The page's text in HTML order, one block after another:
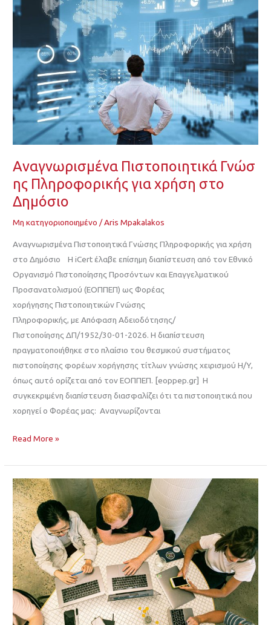
Αναγνωρισμένα Πιστοποιητικά Γνώσ
ης Πληροφορικής για χρήση στο
Δημόσιο
Μη κατηγοριοποιημένο /Aris Mpakalakos
Αναγνωρισμένα Πιστοποιητικά Γνώσης Πληροφορικής για χρήση
στο Δημόσιο Η iCert έλαβε επίσημη διαπίστευση από τον Εθνικό
Οργανισμό Πιστοποίησης Προσόντων και Επαγγελματικού
Προσανατολισμού (ΕΟΠΠΕΠ) ως Φορέας
χορήγησης Πιστοποιητικών Γνώσης
Πληροφορικής, με Απόφαση Αδειοδότησης/
Πιστοποίησης ΔΠ/1952/30-01-2026. Η διαπίστευση
πραγματοποιήθηκε στο πλαίσιο του θεσμικού συστήματος
πιστοποίησης φορέων χορήγησης τίτλων γνώσης χειρισμού Η/Υ,
όπως αυτό ορίζεται από τον ΕΟΠΠΕΠ. [eoppep.gr] Η
συγκεκριμένη διαπίστευση διασφαλίζει ότι τα πιστοποιητικά που
χορηγεί ο Φορέας μας: Αναγνωρίζονται
χρήση
στο
Read More »
Η
Ψηφιοποίηση
στις
Διαδικασίες
Πιστοποίησης:
Πλεονεκτήματα
και
Προκλήσεις